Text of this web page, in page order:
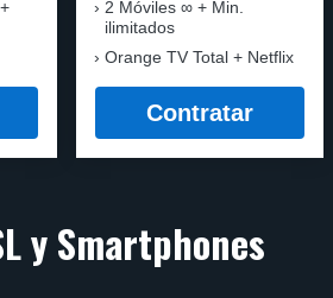
2 Móviles ∞ + Min.
ilimitados
Orange TV Total + Netflix
Contratar
y Smartphones